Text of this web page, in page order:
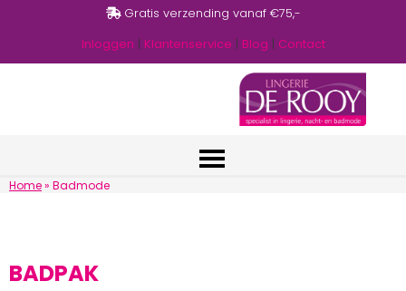
Gratis verzending vanaf €75,-
Inloggen | Klantenservice | Blog | Contact
Home» Badmode
BADPAK